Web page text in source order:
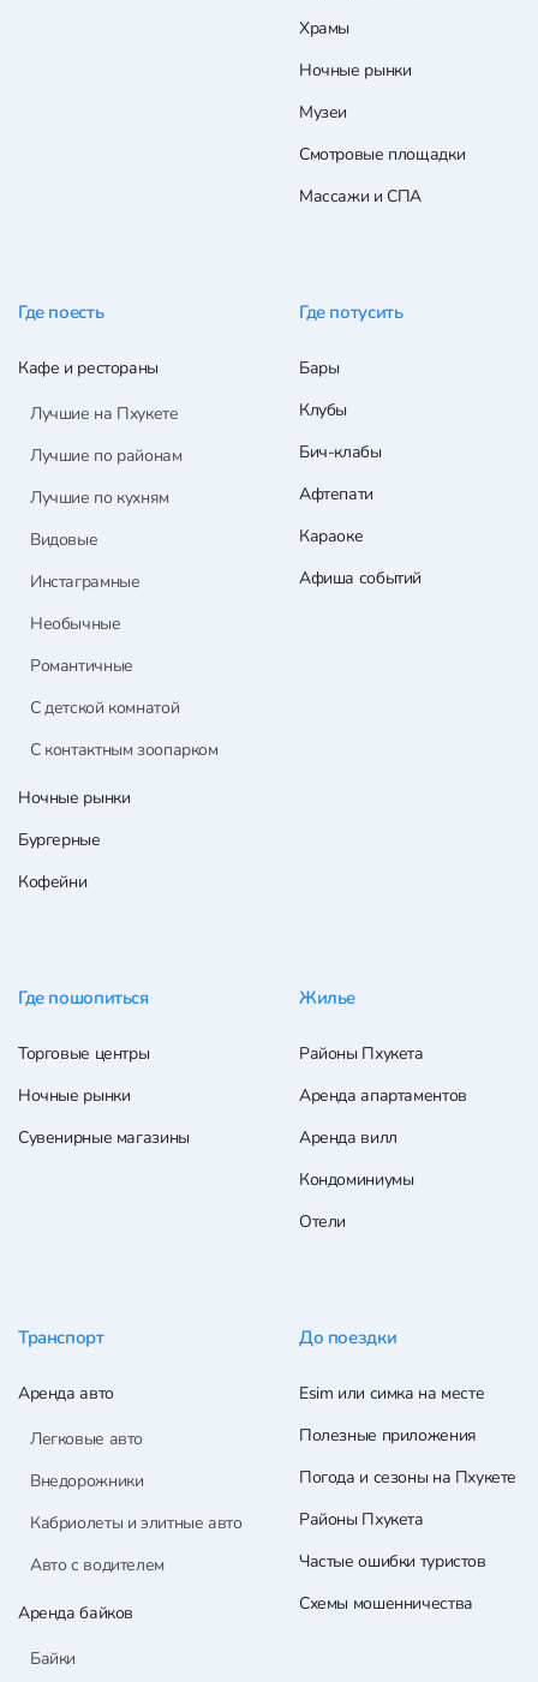
Храмы
Ночные рынки
Музеи
Смотровые площадки
Массажи и СПА
Где поесть
Кафе и рестораны
Лучшие на Пхукете
Лучшие по районам
Лучшие по кухням
Видовые
Инстаграмные
Необычные
Романтичные
С детской комнатой
С контактным зоопарком
Ночные рынки
Бургерные
Кофейни
Где потусить
Бары
Клубы
Бич-клабы
Афтепати
Караоке
Афиша событий
Где пошопиться
Торговые центры
Ночные рынки
Сувенирные магазины
Жилье
Районы Пхукета
Аренда апартаментов
Аренда вилл
Кондоминиумы
Отели
Транспорт
Аренда авто
Легковые авто
Внедорожники
Кабриолеты и элитные авто
Авто с водителем
Аренда байков
Байки
До поездки
Esim или симка на месте
Полезные приложения
Погода и сезоны на Пхукете
Районы Пхукета
Частые ошибки туристов
Схемы мошенничества